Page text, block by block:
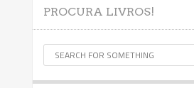
PROCURA LIVROS!